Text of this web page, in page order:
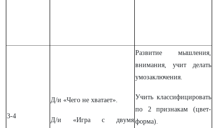
3-4
Д/и «Чего не хватает».
Д/и «Игра с двумя
Развитие мышления,
внимания, учит делать
умозаключения.
Учить классифицировать
по 2 признакам (цвет-
форма).